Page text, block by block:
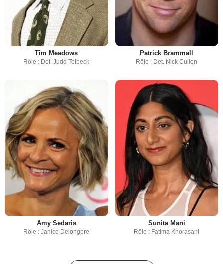
Tim Meadows
Rôle : Det. Judd Tolbeck
Patrick Brammall
Rôle : Det. Nick Cullen
Amy Sedaris
Rôle : Janice Delongpre
Sunita Mani
Rôle : Fatima Khorasani